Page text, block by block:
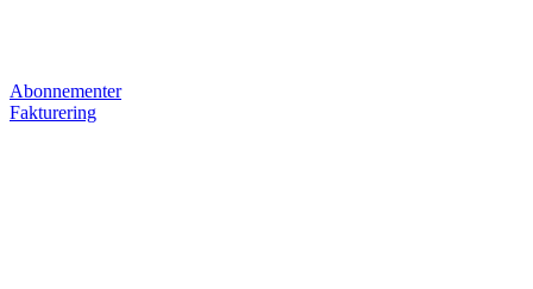
Abonnementer
Fakturering